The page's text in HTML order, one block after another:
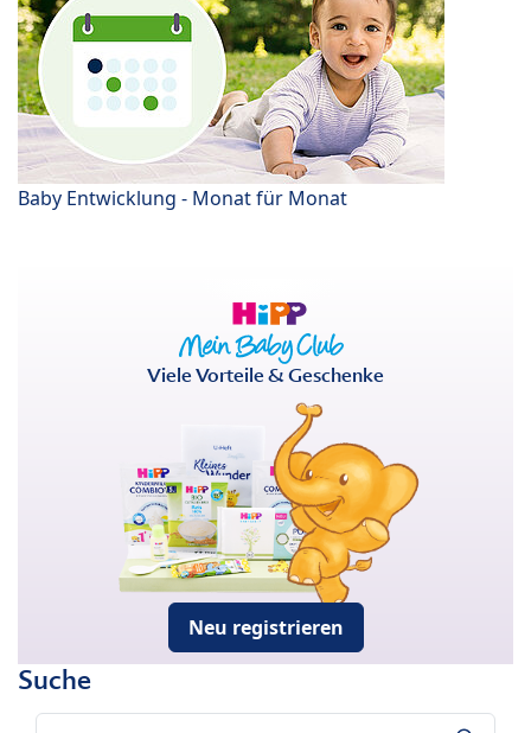
Baby Entwicklung - Monat für Monat
Viele Vorteile & Geschenke
Neu registrieren
Suche